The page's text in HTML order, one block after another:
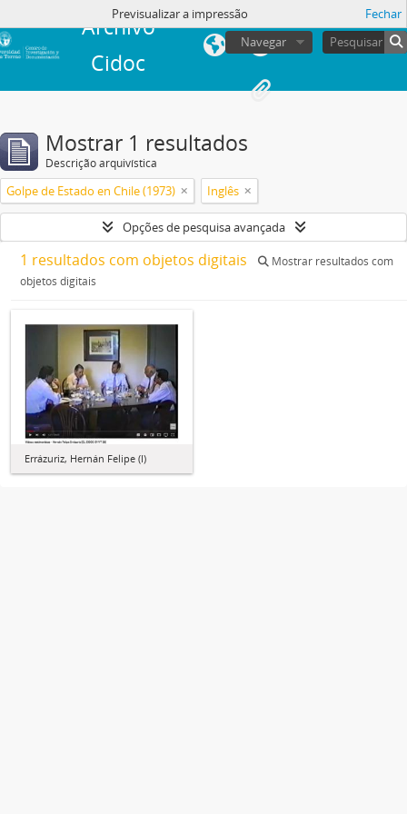
Archivo
Cidoc
Navegar
Previsualizar a impressão Fechar
Mostrar 1 resultados
Descrição arquivística
Golpe de Estado en Chile (1973) Inglês
Opções de pesquisa avançada
1 resultados com objetos digitais
Mostrar resultados com
objetos digitais
Errázuriz, Hernán Felipe (I)